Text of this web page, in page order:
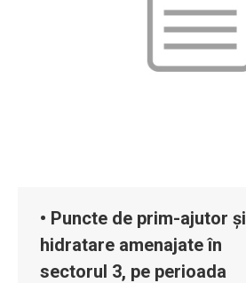
• Puncte de prim-ajutor și
hidratare amenajate în
sectorul 3, pe perioada